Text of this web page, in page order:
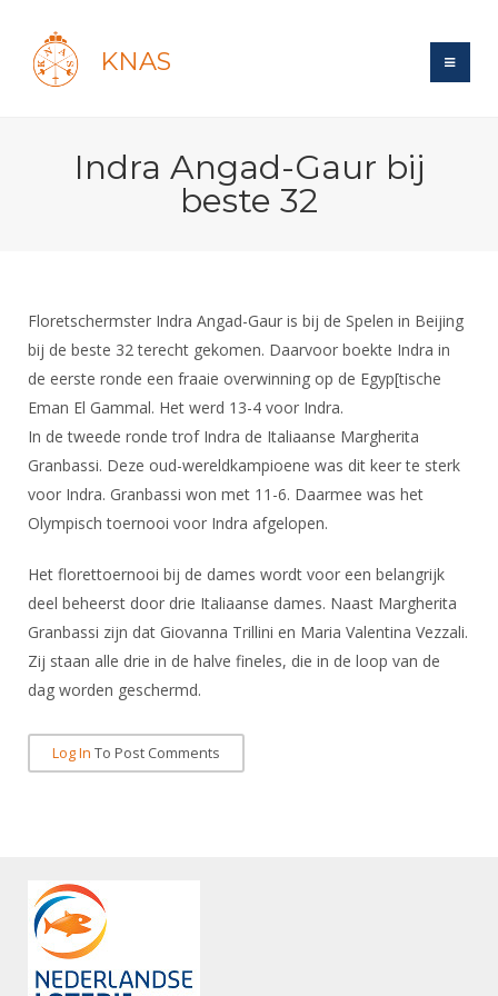
KNAS
Forums
Maandelijks archief
Evenement
Historie
Bond
Reglementen
Ledencijfers
Sponsors en Partners
Organisatie
Commissies
Ereleden
Leden van Verdiensten
Bondsbureau
Samenwerking
Formulieren
Recreatiesport
Veteranen
Lichtzwaardschermen
Wedstrijdsport
Ranglijsten
Inschrijven
Reglementen
Schermpaspoort
Rolstoelschermen
JPT
JEC
Veteranenwedstrijden
Wat is topsport
Nieuws
NK's
Oranje
DBT
SBT
Talentontwikkeling
Atletencommissie
Internationale Titeltoernooien
Informatie
Voor de jeugd
Spreekbeurtpakket
Jeugdkampen
Brassardsysteem
Voor coaches en leraren
Nieuws
Nationale opleidingen
Opleidingen
Nieuws
Scheidsrechterslijst
Scheidsrechter Documentatie
Forums
Forums
Schermforum
Nieuws
Contact
NK organiseren
Indra Angad-Gaur bij
beste 32
Floretschermster Indra Angad-Gaur is bij de Spelen in Beijing
bij de beste 32 terecht gekomen. Daarvoor boekte Indra in
de eerste ronde een fraaie overwinning op de Egyp[tische
Eman El Gammal. Het werd 13-4 voor Indra.
In de tweede ronde trof Indra de Italiaanse Margherita
Granbassi. Deze oud-wereldkampioene was dit keer te sterk
voor Indra. Granbassi won met 11-6. Daarmee was het
Olympisch toernooi voor Indra afgelopen.
Het florettoernooi bij de dames wordt voor een belangrijk
deel beheerst door drie Italiaanse dames. Naast Margherita
Granbassi zijn dat Giovanna Trillini en Maria Valentina Vezzali.
Zij staan alle drie in de halve fineles, die in de loop van de
dag worden geschermd.
Log In To Post Comments